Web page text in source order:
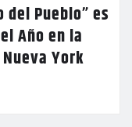
del Pueblo” es
Año en la
York